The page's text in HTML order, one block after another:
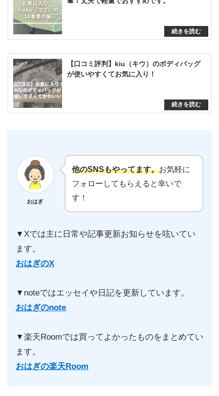
【口コミ評判】kiu（キウ）のボディバッグ
が使いやすくてお気に入り！
おはぎ
他のSNSもやってます。お気軽に
フォローしてもらえると幸いで
す！
▼Xでは主に日常や記事更新お知らせを呟いてい
ます。
おはぎのX
▼noteではエッセイや日記を更新しています。
おはぎのnote
▼楽天Roomでは買ってよかったものをまとめてい
ます。
おはぎの楽天Room